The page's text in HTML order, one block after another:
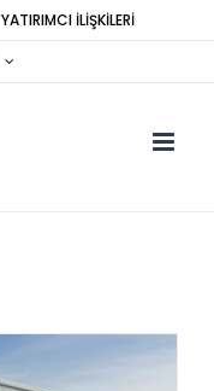
YATIRIMCI İLİŞKİLERİ